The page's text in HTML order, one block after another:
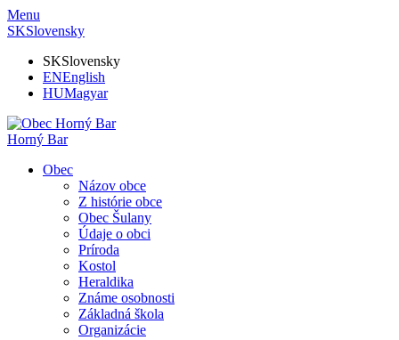
Menu
SKSlovensky
SKSlovensky
ENEnglish
HUMagyar
Horný Bar
Obec
Názov obce
Z histórie obce
Obec Šulany
Údaje o obci
Príroda
Kostol
Heraldika
Známe osobnosti
Základná škola
Organizácie